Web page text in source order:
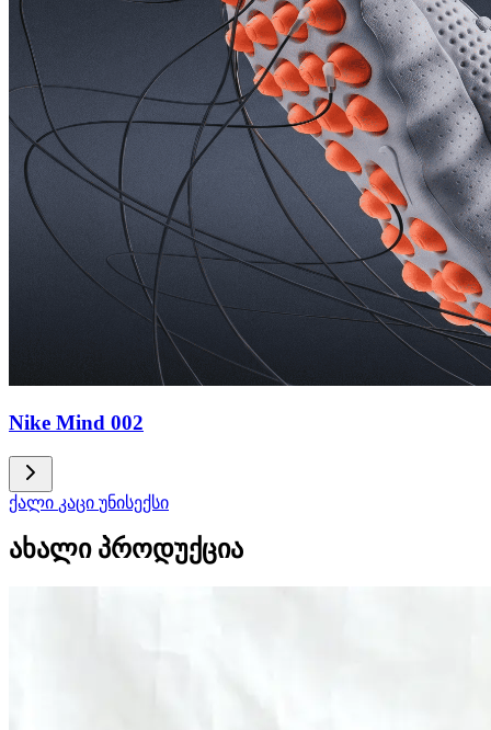
Nike Mind 002
ქალი კაცი უნისექსი
ახალი პროდუქცია